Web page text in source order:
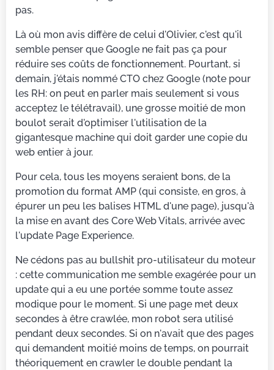
pas.
Là où mon avis diffère de celui d'Olivier, c'est qu'il
semble penser que Google ne fait pas ça pour
réduire ses coûts de fonctionnement. Pourtant, si
demain, j'étais nommé CTO chez Google (note pour
les RH: on peut en parler mais seulement si vous
acceptez le télétravail), une grosse moitié de mon
boulot serait d'optimiser l'utilisation de la
gigantesque machine qui doit garder une copie du
web entier à jour.
Pour cela, tous les moyens seraient bons, de la
promotion du format AMP (qui consiste, en gros, à
épurer un peu les balises HTML d'une page), jusqu'à
la mise en avant des Core Web Vitals, arrivée avec
l'update Page Experience.
Ne cédons pas au bullshit pro-utilisateur du moteur
: cette communication me semble exagérée pour un
update qui a eu une portée somme toute assez
modique pour le moment. Si une page met deux
secondes à être crawlée, mon robot sera utilisé
pendant deux secondes. Si on n'avait que des pages
qui demandent moitié moins de temps, on pourrait
théoriquement en crawler le double pendant la